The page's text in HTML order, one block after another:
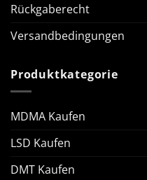
Rückgaberecht
Versandbedingungen
Produktkategorie
MDMA Kaufen
LSD Kaufen
DMT Kaufen